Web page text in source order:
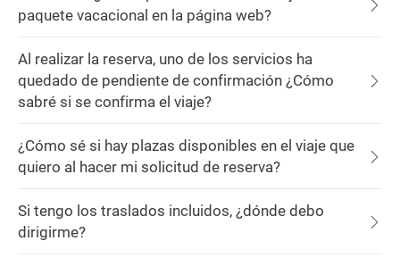
paquete vacacional en la página web?
Al realizar la reserva, uno de los servicios ha
quedado de pendiente de confirmación ¿Cómo
sabré si se confirma el viaje?
¿Cómo sé si hay plazas disponibles en el viaje que
quiero al hacer mi solicitud de reserva?
Si tengo los traslados incluidos, ¿dónde debo
dirigirme?